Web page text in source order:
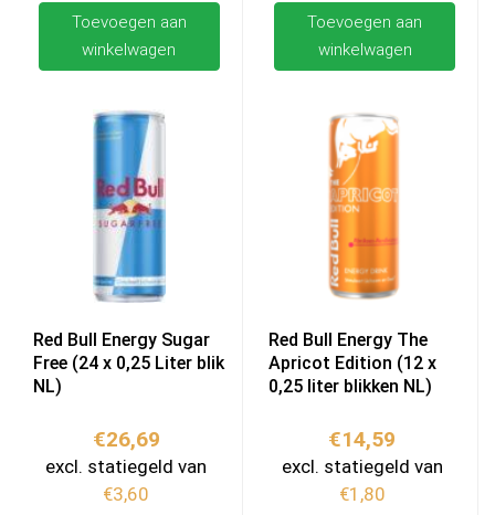
Toevoegen aan
winkelwagen
Toevoegen aan
winkelwagen
Red Bull Energy Sugar
Free (24 x 0,25 Liter blik
NL)
€26,69
excl. statiegeld van
€3,60
Red Bull Energy The
Apricot Edition (12 x
0,25 liter blikken NL)
€14,59
excl. statiegeld van
€1,80